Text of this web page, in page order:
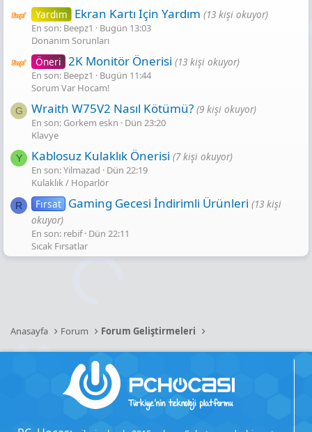
Yardım Ekran Kartı Için Yardım (13 kişi okuyor)
En son: Beepz1
Bugün 13:03
Donanım Sorunları
Öneri 2K Monitör Önerisi (13 kişi okuyor)
En son: Beepz1
Bugün 11:44
Sorum Var Hocam!
G Wraith W75V2 Nasıl Kötümü? (9 kişi okuyor)
En son: Gorkem eskn
Dün 23:20
Klavye
Y Kablosuz Kulaklık Önerisi (7 kişi okuyor)
En son: Yilmazad
Dün 22:19
Kulaklık / Hoparlör
R Fırsat Gaming Gecesi̇ İndi̇ri̇mli̇ Ürünleri̇ (13 kişi
okuyor)
En son: rebif Dün 22:11
Sıcak Fırsatlar
Anasayfa Forum Forum Geliştirmeleri